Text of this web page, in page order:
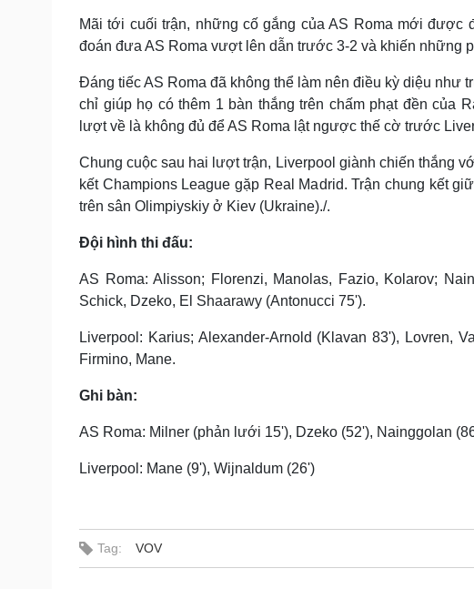
Mãi tới cuối trận, những cố gắng của AS Roma mới được
đoán đưa AS Roma vượt lên dẫn trước 3-2 và khiến những
Đáng tiếc AS Roma đã không thể làm nên điều kỳ diệu
chỉ giúp họ có thêm 1 bàn thắng trên chấm phạt đền của
lượt về là không đủ để AS Roma lật ngược thế cờ trước
Chung cuộc sau hai lượt trận, Liverpool giành chiến thắng
kết Champions League gặp Real Madrid. Trận chung kết
trên sân Olimpiyskiy ở Kiev (Ukraine)./.
Đội hình thi đấu:
AS Roma: Alisson; Florenzi, Manolas, Fazio, Kolarov;
Schick, Dzeko, El Shaarawy (Antonucci 75').
Liverpool: Karius; Alexander-Arnold (Klavan 83'), Lovren,
Firmino, Mane.
Ghi bàn:
AS Roma: Milner (phản lưới 15'), Dzeko (52'), Nainggolan
Liverpool: Mane (9'), Wijnaldum (26')
Tag: VOV